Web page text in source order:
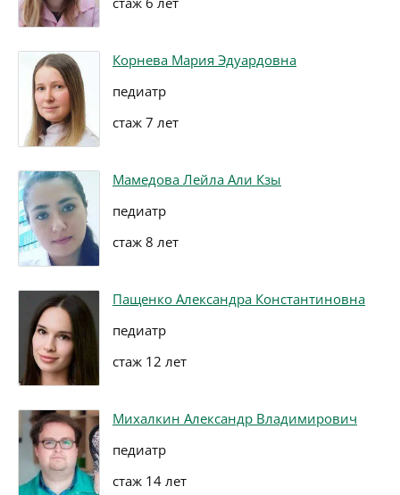
Корнева Мария Эдуардовна
педиатр
стаж 7 лет
Мамедова Лейла Али Кзы
педиатр
стаж 8 лет
Пащенко Александра Константиновна
педиатр
стаж 12 лет
Михалкин Александр Владимирович
педиатр
стаж 14 лет